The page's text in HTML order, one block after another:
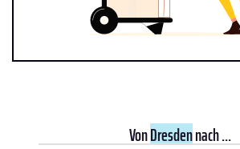
VonDresdennach ...